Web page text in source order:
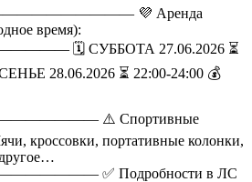
💜 Аренда
время):
🗓️ СУББОТА 27.06.2026 ⏳
28.06.2026 ⏳ 22:00-24:00 💰
⚠️ Спортивные
кроссовки, портативные колонки,
✅ Подробности в ЛС